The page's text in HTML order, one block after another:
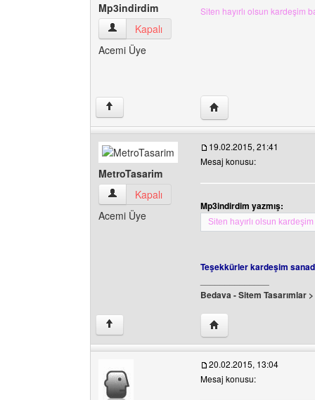
Mp3indirdim
Mp3indirdim Kullanıcının profilini görüntüle
Kapalı
Acemi Üye
Siten hayırlı olsun kardeşim
↑ Yazarın web sitesini
MetroTasarim
MetroTasarim Kullanıcının profilini görüntüle
Kapalı
Acemi Üye
19.02.2015, 21:41
Mesaj konusu:
Mp3indirdim yazmış:
Siten hayırlı olsun
Teşekkürler kardeşim
Bedava - Sitem Tasarımlar >
↑ Yazarın web sitesini
20.02.2015, 13:04
Mesaj konusu: